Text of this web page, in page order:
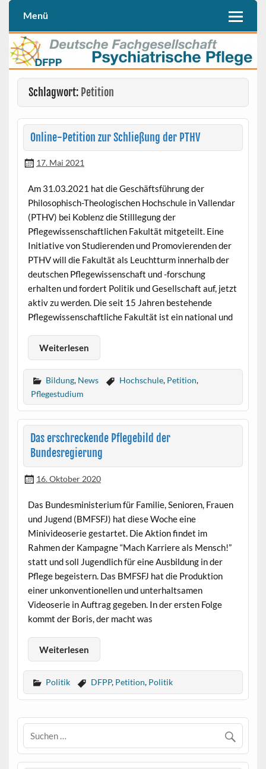
Skip
contentDFPP
Deutschen Fachgesellschaft Psychiatrische Pflege (DFPP e. V.)
Menü
Schlagwort: Petition
Online-Petition zur Schließung der PTHV
17. Mai 2021
Am 31.03.2021 hat die Geschäftsführung der
Philosophisch-Theologischen Hochschule in Vallendar
(PTHV) bei Koblenz die Stilllegung der
Pflegewissenschaftlichen Fakultät mitgeteilt. Eine
Initiative von Studierenden und Promovierenden der
PTHV will die Fakultät als Leuchtturm innerhalb der
deutschen Pflegewissenschaft und -forschung
erhalten und fordert Politik und Gesellschaft auf, jetzt
aktiv zu werden. Die seit 15 Jahren bestehende
Pflegewissenschaftliche Fakultät ist ein national und
Weiterlesen
Bildung, News Hochschule, Petition,
Pflegestudium
Das erschreckende Pflegebild der
Bundesregierung
16. Oktober 2020
Das Bundesministerium für Familie, Senioren, Frauen
und Jugend (BMFSFJ) hat diese Woche eine
Minivideoserie gestartet. Die Aktion findet im
Rahmen der Kampagne “Mach Karriere als Mensch!”
statt und soll Jugendlich für eine Ausbildung in der
Pflege begeistern. Das BMFSFJ hat die Produktion
einer unkonventionellen und unterhaltsamen
Videoserie in Auftrag gegeben. In der ersten Folge
kommt der Boris, der macht was
Weiterlesen
Politik DFPP, Petition, Politik